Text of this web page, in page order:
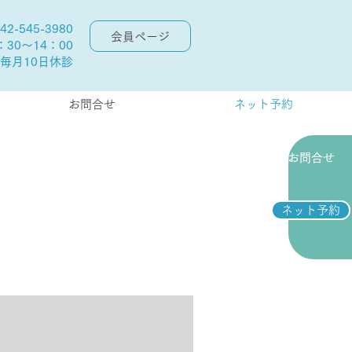
お問合せ
ネット予約
545-3980
30～14：00
月10日休診
会員ページ
お問合せ ネット予約